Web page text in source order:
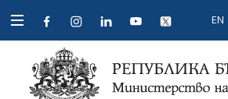
Open
navigation
EN